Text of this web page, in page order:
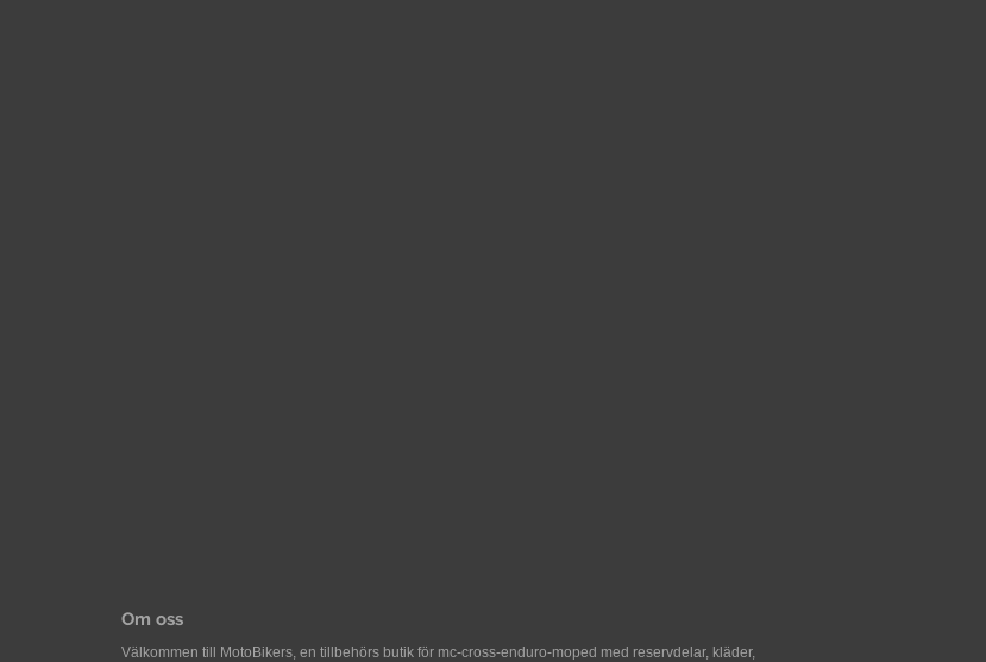
Om oss
Välkommen till MotoBikers, en tillbehörs butik för mc-cross-enduro-moped med reservdelar, kläder,